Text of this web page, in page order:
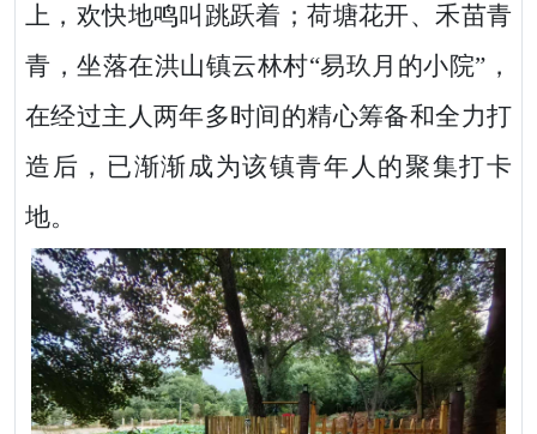
上，欢快地鸣叫跳跃着；荷塘花开、禾苗青
青，坐落在洪山镇云林村“易玖月的小院”，
在经过主人两年多时间的精心筹备和全力打
造后，已渐渐成为该镇青年人的聚集打卡
地。